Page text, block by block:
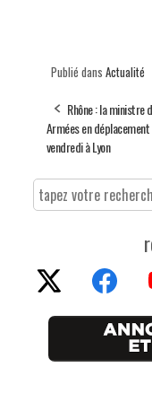
Publié dans Actualité
Rhône : la ministre
Armées en déplacement
vendredi à Lyon